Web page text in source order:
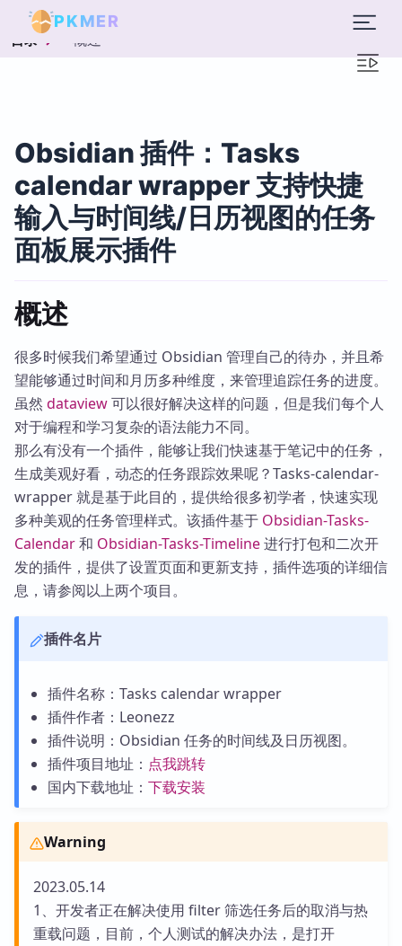
PKMER
目录 概述
Obsidian 插件：Tasks
calendar wrapper 支持快捷
输入与时间线/日历视图的任务
面板展示插件
概述
很多时候我们希望通过 Obsidian 管理自己的待办，并且希
望能够通过时间和月历多种维度，来管理追踪任务的进度。
虽然 dataview可以很好解决这样的问题，但是我们每个人
对于编程和学习复杂的语法能力不同。
那么有没有一个插件，能够让我们快速基于笔记中的任务，
生成美观好看，动态的任务跟踪效果呢？Tasks-calendar-
wrapper 就是基于此目的，提供给很多初学者，快速实现
多种美观的任务管理样式。该插件基于 Obsidian-Tasks-
Calendar和 Obsidian-Tasks-Timeline进行打包和二次开
发的插件，提供了设置页面和更新支持，插件选项的详细信
息，请参阅以上两个项目。
插件名片
插件名称：Tasks calendar wrapper
插件作者：Leonezz
插件说明：Obsidian 任务的时间线及日历视图。
插件项目地址： 点我跳转
国内下载地址： 下载安装
Warning
2023.05.14
1、开发者正在解决使用 filter 筛选任务后的取消与热
重载问题，目前，个人测试的解决办法，是打开